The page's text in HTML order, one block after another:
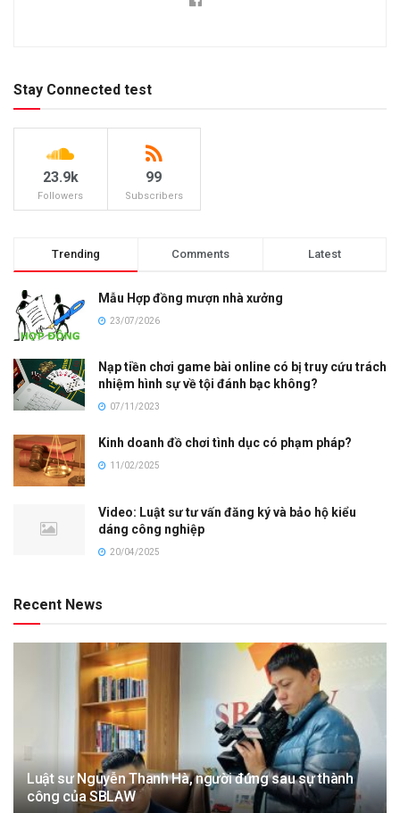
Stay Connected test
23.9k
Followers
99
Subscribers
Trending Comments Latest
Mẫu Hợp đồng mượn nhà xưởng
23/07/2026
Nạp tiền chơi game bài online có bị truy cứu trách
nhiệm hình sự về tội đánh bạc không?
07/11/2023
Kinh doanh đồ chơi tình dục có phạm pháp?
11/02/2025
Video: Luật sư tư vấn đăng ký và bảo hộ kiểu
dáng công nghiệp
20/04/2025
Recent News
Luật sư Nguyễn Thanh Hà, người đứng sau sự thành
công của SBLAW